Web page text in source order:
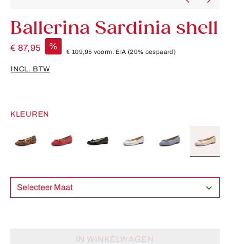
Ballerina Sardinia shell
€ 87,95 %
€ 109,95 voorm. EIA (20% bespaard)
INCL. BTW
KLEUREN
Selecteer Maat
IN WINKELWAGEN